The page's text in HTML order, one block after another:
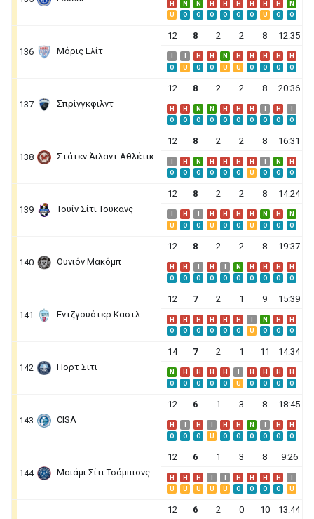
H N N H H H H H H
N
U
O O O O O O U O O
136 Μόρις Ελίτ
12 8 2 2 8 12:35
H H N H H H H
H
O
U O O U U O O O O
137 Σπρίνγκφιλντ
12 8 2 2 8 20:36
H H N N H H H H
O
O O O O O O O O O
138 Στάτεν Άιλαντ Αθλέτικ
12 8 2 2 8 16:31
H N H H H H N
H
O
O O O O O U O O O
139 Τουίν Σίτι Τούκανς
12 8 2 2 8 14:24
H H H H H N H
N
U
O O U O O U O O O
140 Ουνιόν Μακόμπ
12 8 2 2 8 19:37
H H H N H H H
H
O
O O O O O O O O O
141 Εντζγουότερ Καστλ
12 7 2 1 9 15:39
H H H H H H N H
H
O
O O O O O U O O O
142 Πορτ Σιτι
14 7 2 1 11 14:34
N H H H H H H H
H
O
O O O O U O O O O
143 CISA
12 6 1 3 8 18:45
H H H H N H
H
O
O O U O O O O O O
144 Μαιάμι Σίτι Τσάμπιονς
12 6 1 3 8 9:26
H H H H H H H
U
U U U U O O O O U
12 6 2 0 10 13:44